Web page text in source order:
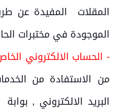
المقلات المفيدة عن
الموجودة في مختبرات
- الحساب الالكتروني
من الاستفادة من
البريد الالكتروني ,